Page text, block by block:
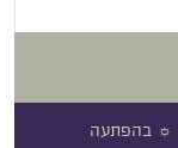
☼ בהפתעה